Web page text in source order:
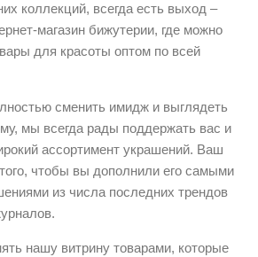
коллекций, всегда есть выход –
магазин бижутерии, где можно
для красоты оптом по всей
сменить имидж и выглядеть
мы всегда рады поддержать вас и
ассортимент украшений. Ваш
чтобы вы дополнили его самыми
из числа последних трендов
нашу витрину товарами, которые